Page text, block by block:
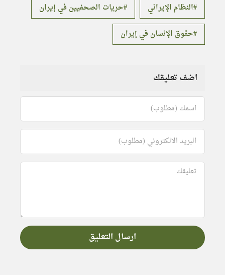
النظام الإيراني
حريات الصحفيين في إيران
حقوق الإنسان في إيران
اضف تعليقك